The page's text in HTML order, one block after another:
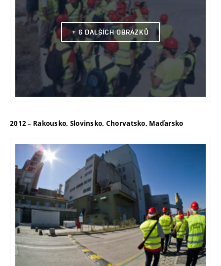
+ 6 DALŠÍCH OBRÁZKŮ
2012 – Rakousko, Slovinsko, Chorvatsko, Maďarsko